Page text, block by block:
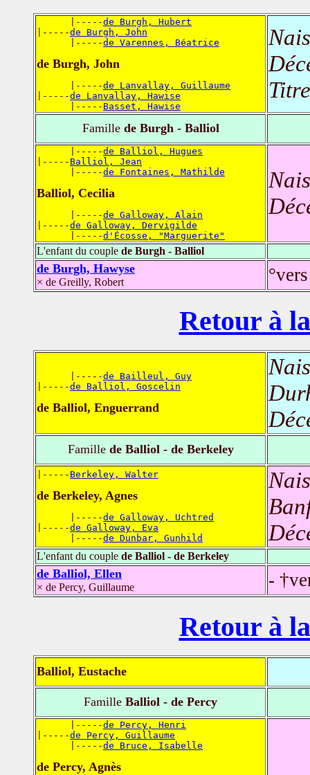
      |-----
de Burgh, Hubert
|-----de Burgh, John
      |-----
de Varennes, Béatrice
de Burgh, John
      |-----
de Lanvallay, Guillaume
|-----de Lanvallay, Hawise
      |-----
Basset, Hawise
Famillede Burgh - Balliol
      |-----
de Balliol, Hugues
|----- Balliol, Jean
      |-----
de Fontaines, Mathilde
Balliol, Cecilia
      |-----
de Galloway, Alain
|-----de Galloway, Dervigilde
      |-----
d'Écosse, "Marguerite"
L'enfant du couple de Burgh - Balliol
de Burgh, Hawyse
× de Greilly, Robert
Retour à
      |-----
de Bailleul, Guy
|-----de Balliol, Goscelin
de Balliol, Enguerrand
Famillede Balliol - de Berkeley
|----- Berkeley, Walter
de Berkeley, Agnes
      |-----
de Galloway, Uchtred
|-----de Galloway, Eva
      |-----
de Dunbar, Gunhild
L'enfant du couple de Balliol - de Berkeley
de Balliol, Ellen
× de Percy, Guillaume -
Retour à
Balliol, Eustache
Famille Balliol - de Percy
      |-----
de Percy, Henri
|-----de Percy, Guillaume
      |-----
de Bruce, Isabelle
de Percy, Agnès